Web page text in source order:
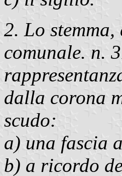
2. Lo
comunale. n.
dalla corona
scudo:
a) una fascia
b) a ricordo